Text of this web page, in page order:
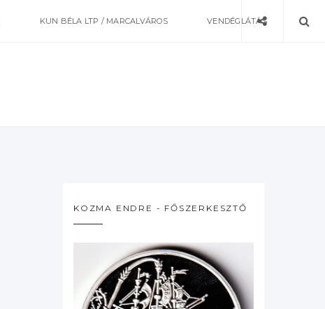
KUN BÉLA LTP / MARCALVÁROS VENDÉGLÁTÁS
KOZMA ENDRE - FŐSZERKESZTŐ